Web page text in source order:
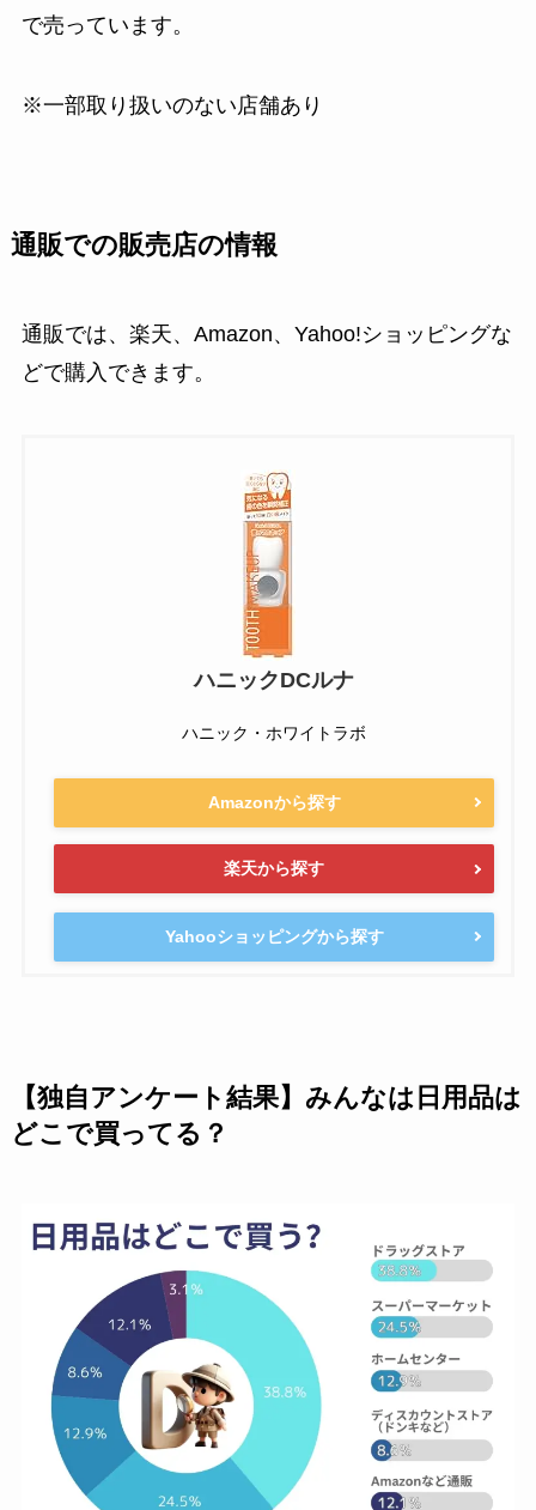
で売っています。
※一部取り扱いのない店舗あり
通販での販売店の情報
通販では、楽天、Amazon、Yahoo!ショッピングな
どで購入できます。
ハニックDCルナ
ハニック・ホワイトラボ
Amazonから探す
楽天から探す
Yahooショッピングから探す
【独自アンケート結果】みんなは日用品は
どこで買ってる？